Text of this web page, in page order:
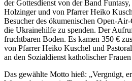
der Gottesdienst von der Band
Holzinger und von Pfarrer Heiko
Besucher des ökumenischen Open-
die Ukrainehilfe zu spenden. Der
fruchtbaren Boden. Es kamen 350 €
von Pfarrer Heiko Kuschel und
an den Sozialdienst katholischer
Das gewählte Motto hieß: „Vergnügt,